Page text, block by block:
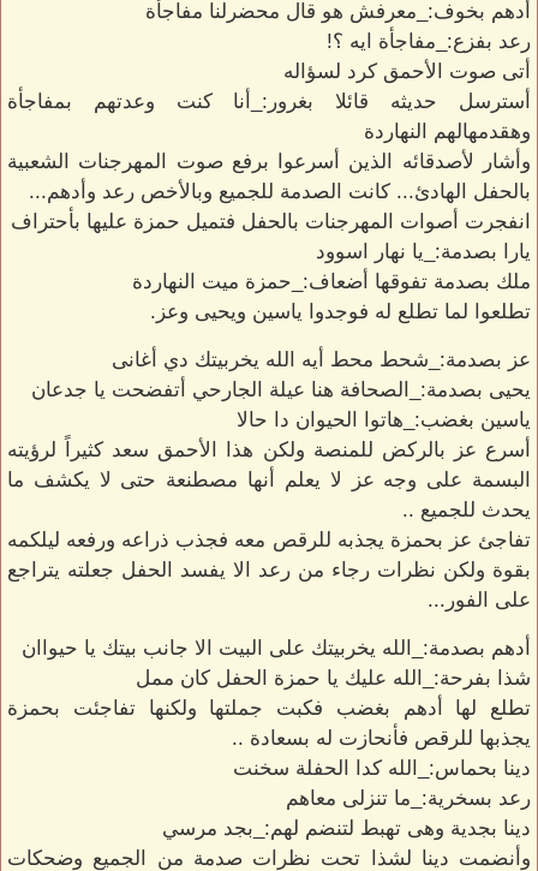
أدهم بخوف:_معرفش هو قال محضرلنا مفاجأة
رعد بفزع:_مفاجأة ايه ؟!
أتى صوت الأحمق كرد لسؤاله
أسترسل حديثه قائلا بغرور:_أنا كنت وعدتهم بمفاجأة
وهقدمهالهم النهاردة
وأشار لأصدقائه الذين أسرعوا برفع صوت المهرجنات الشعبية
بالحفل الهادئ... كانت الصدمة للجميع وبالأخص رعد وأدهم...
انفجرت أصوات المهرجنات بالحفل فتميل حمزة عليها بأحتراف
يارا بصدمة:_يا نهار اسوود
ملك بصدمة تفوقها أضعاف:_حمزة ميت النهاردة
تطلعوا لما تطلع له فوجدوا ياسين ويحيى وعز.
عز بصدمة:_شحط محط أيه الله يخربيتك دي أغانى
يحيى بصدمة:_الصحافة هنا عيلة الجارحي أتفضحت يا جدعان
ياسين بغضب:_هاتوا الحيوان دا حالا
أسرع عز بالركض للمنصة ولكن هذا الأحمق سعد كثيراً لرؤيته
البسمة على وجه عز لا يعلم أنها مصطنعة حتى لا يكشف ما
يحدث للجميع ..
تفاجئ عز بحمزة يجذبه للرقص معه فجذب ذراعه ورفعه ليلكمه
بقوة ولكن نظرات رجاء من رعد الا يفسد الحفل جعلته يتراجع
على الفور...
أدهم بصدمة:_الله يخربيتك على البيت الا جانب بيتك يا حيواان
شذا بفرحة:_الله عليك يا حمزة الحفل كان ممل
تطلع لها أدهم بغضب فكبت جملتها ولكنها تفاجئت بحمزة
يجذبها للرقص فأنحازت له بسعادة ..
دينا بحماس:_الله كدا الحفلة سخنت
رعد بسخرية:_ما تنزلى معاهم
دينا بجدية وهى تهبط لتنضم لهم:_بجد مرسي
وأنضمت دينا لشذا تحت نظرات صدمة من الجميع وضحكات